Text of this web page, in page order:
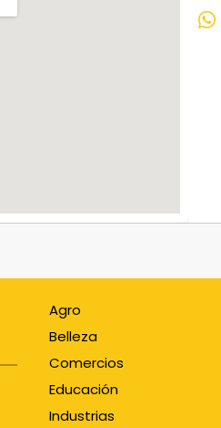
Agro
Belleza
Comercios
Educación
Industrias